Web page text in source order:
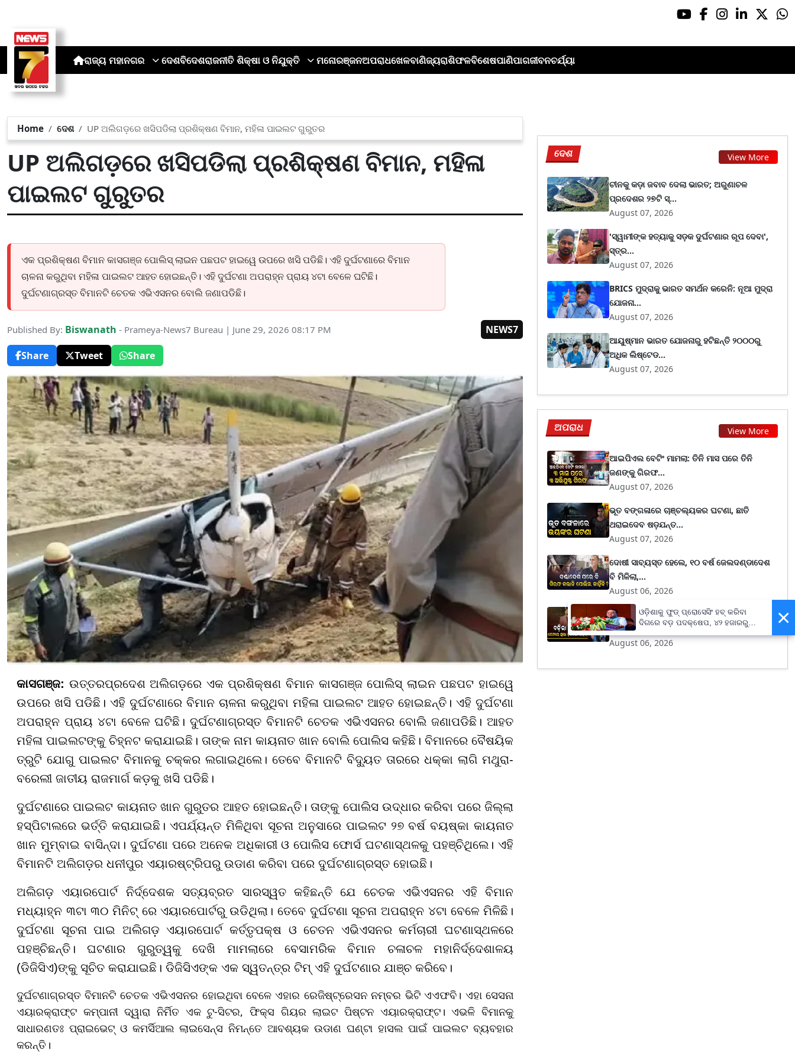
ରାଜ୍ୟ ମହାନଗର ଦେଶବିଦେଶରାଜନୀତି ଶିକ୍ଷା ଓ ନିଯୁକ୍ତି ମନୋରଞ୍ଜନଅପରାଧଖେଳବାଣିଜ୍ୟରାଶିଫଳବିଶେଷପାଣିପାଗଜୀବନଚର୍ଯ୍ୟା
Home ଦେଶ UP ଅଲିଗଡ଼ରେ ଖସିପଡିଲା ପ୍ରଶିକ୍ଷଣ ବିମାନ, ମହିଳା ପାଇଲଟ ଗୁରୁତର
UP ଅଲିଗଡ଼ରେ ଖସିପଡିଲା ପ୍ରଶିକ୍ଷଣ ବିମାନ, ମହିଳା
ପାଇଲଟ ଗୁରୁତର
ଏକ ପ୍ରଶିକ୍ଷଣ ବିମାନ କାସଗଞ୍ଜ ପୋଲିସ୍ ଲାଇନ ପଛପଟ ହାଇୱେ ଉପରେ ଖସି ପଡିଛି। ଏହି ଦୁର୍ଘଟଣାରେ ବିମାନ
ଚାଳନା କରୁଥିବା ମହିଳା ପାଇଲଟ ଆହତ ହୋଇଛନ୍ତି। ଏହି ଦୁର୍ଘଟଣା ଅପରାହ୍ନ ପ୍ରାୟ ୪ଟା ବେଳେ ଘଟିଛି।
ଦୁର୍ଘଟଣାଗ୍ରସ୍ତ ବିମାନଟି ଚେତକ ଏଭିଏସନର ବୋଲି ଜଣାପଡିଛି।
Published By: Biswanath - Prameya-News7 Bureau | June 29, 2026 08:17 PM
NEWS7
Share
Tweet Share
କାସଗଞ୍ଜ: ଉତ୍ତରପ୍ରଦେଶ ଅଲିଗଡ଼ରେ ଏକ ପ୍ରଶିକ୍ଷଣ ବିମାନ କାସଗଞ୍ଜ ପୋଲିସ୍ ଲାଇନ ପଛପଟ ହାଇୱେ
ଉପରେ ଖସି ପଡିଛି। ଏହି ଦୁର୍ଘଟଣାରେ ବିମାନ ଚାଳନା କରୁଥିବା ମହିଳା ପାଇଲଟ ଆହତ ହୋଇଛନ୍ତି। ଏହି ଦୁର୍ଘଟଣା
ଅପରାହ୍ନ ପ୍ରାୟ ୪ଟା ବେଳେ ଘଟିଛି। ଦୁର୍ଘଟଣାଗ୍ରସ୍ତ ବିମାନଟି ଚେତକ ଏଭିଏସନର ବୋଲି ଜଣାପଡିଛି। ଆହତ
ମହିଳା ପାଇଲଟଙ୍କୁ ଚିହ୍ନଟ କରାଯାଇଛି। ତାଙ୍କ ନାମ କାୟନାତ ଖାନ ବୋଲି ପୋଲିସ କହିଛି। ବିମାନରେ ବୈଷୟିକ
ତ୍ରୁଟି ଯୋଗୁ ପାଇଲଟ ବିମାନକୁ ଚକ୍କର ଲଗାଇଥିଲେ। ତେବେ ବିମାନଟି ବିଦ୍ୟୁତ ତାରରେ ଧକ୍କା ଲାଗି ମଥୁରା-
ବରେଲୀ ଜାତୀୟ ରାଜମାର୍ଗ କଡ଼କୁ ଖସି ପଡିଛି।
ଦୁର୍ଘଟଣାରେ ପାଇଲଟ କାୟନାତ ଖାନ ଗୁରୁତର ଆହତ ହୋଇଛନ୍ତି। ତାଙ୍କୁ ପୋଲିସ ଉଦ୍ଧାର କରିବା ପରେ ଜିଲ୍ଲା
ହସ୍ପିଟାଲରେ ଭର୍ତ୍ତି କରାଯାଇଛି। ଏପର୍ଯ୍ୟନ୍ତ ମିଳିଥିବା ସୂଚନା ଅନୁସାରେ ପାଇଲଟ ୨୭ ବର୍ଷ ବୟଷ୍କା କାୟନାତ
ଖାନ ମୁମ୍ବାଇ ବାସିନ୍ଦା। ଦୁର୍ଘଟଣା ପରେ ଅନେକ ଅଧିକାରୀ ଓ ପୋଲିସ ଫୋର୍ସ ଘଟଣାସ୍ଥଳକୁ ପହଞ୍ଚିଥିଲେ। ଏହି
ବିମାନଟି ଅଲିଗଡ଼ର ଧନୀପୁର ଏୟାରଷ୍ଟ୍ରିପରୁ ଉଡାଣ କରିବା ପରେ ଦୁର୍ଘଟଣାଗ୍ରସ୍ତ ହୋଇଛି।
ଅଲିଗଡ଼ ଏୟାରପୋର୍ଟ ନିର୍ଦ୍ଦେଶକ ସତ୍ୟବ୍ରତ ସାରସ୍ୱତ କହିଛନ୍ତି ଯେ ଚେତକ ଏଭିଏସନର ଏହି ବିମାନ
ମଧ୍ୟାହ୍ନ ୩ଟା ୩୦ ମିନିଟ୍ ରେ ଏୟାରପୋର୍ଟରୁ ଉଡିଥିଲା। ତେବେ ଦୁର୍ଘଟଣା ସୂଚନା ଅପରାହ୍ନ ୪ଟା ବେଳେ ମିଳିଛି।
ଦୁର୍ଘଟଣା ସୂଚନା ପାଇ ଅଲିଗଡ଼ ଏୟାରପୋର୍ଟ କର୍ତ୍ତୃପକ୍ଷ ଓ ଚେତନ ଏଭିଏସନର କର୍ମଚାରୀ ଘଟଣାସ୍ଥଳରେ
ପହଞ୍ଚିଛନ୍ତି। ଘଟଣାର ଗୁରୁତ୍ୱକୁ ଦେଖି ମାମଲାରେ ବେସାମରିକ ବିମାନ ଚଳାଚଳ ମହାନିର୍ଦ୍ଦେଶାଳୟ
(ଡିଜିସିଏ)ଙ୍କୁ ସୂଚିତ କରାଯାଇଛି। ଡିଜିସିଏଙ୍କ ଏକ ସ୍ୱତନ୍ତ୍ର ଟିମ୍ ଏହି ଦୁର୍ଘଟଣାର ଯାଞ୍ଚ କରିବେ।
ଦୁର୍ଘଟଣାଗ୍ରସ୍ତ ବିମାନଟି ଚେତକ ଏଭିଏସନର ହୋଇଥିବା ବେଳେ ଏହାର ରେଜିଷ୍ଟ୍ରେସନ ନମ୍ବର ଭିଟି ଏଏଫବି। ଏହା ସେସନା
ଏୟାରକ୍ରାଫ୍ଟ କମ୍ପାନୀ ଦ୍ୱାରା ନିର୍ମିତ ଏକ ଟୁ-ସିଟର, ଫିକ୍ସ ଗିୟର ଲାଇଟ ପିଷ୍ଟନ ଏୟାରକ୍ରାଫ୍ଟ। ଏଭଳି ବିମାନକୁ
ସାଧାରଣତଃ ପ୍ରାଇଭେଟ୍ ଓ କମର୍ସିଆଲ ଲାଇସେନ୍ସ ନିମନ୍ତେ ଆବଶ୍ୟକ ଉଡାଣ ଘଣ୍ଟା ହାସଲ ପାଇଁ ପାଇଲଟ ବ୍ୟବହାର
କରନ୍ତି।
ଦେଶ View More
ଚୀନକୁ କଡ଼ା ଜବାବ ଦେଲା ଭାରତ; ଅରୁଣାଚଳ
ପ୍ରଦେଶର ୨୭ଟି ସ୍...
August 07, 2026
'ସ୍ୱାମୀଙ୍କ ହତ୍ୟାକୁ ସଡ଼କ ଦୁର୍ଘଟଣାର ରୂପ ଦେବା',
ସ୍ତ୍ର...
August 07, 2026
BRICS ମୁଦ୍ରାକୁ ଭାରତ ସମର୍ଥନ କରେନି: ନୂଆ ମୁଦ୍ରା
ଯୋଜନା...
August 07, 2026
ଆୟୁଷ୍ମାନ ଭାରତ ଯୋଜନାରୁ ହଟିଛନ୍ତି ୨୦୦୦ରୁ
ଅଧିକ ଲିଷ୍ଟେଡ...
August 07, 2026
ଅପରାଧ View More
ଆଇପିଏଲ ବେଟିଂ ମାମଲା: ତିନି ମାସ ପରେ ତିନି
ଜଣଙ୍କୁ ଗିରଫ...
August 07, 2026
ଭୂତ ବଙ୍ଗଳାରେ ଚାଞ୍ଚଲ୍ୟକର ଘଟଣା, ଛାତି
ଥରାଇଦେବ ଷଡ଼ଯନ୍ତ...
August 07, 2026
ଦୋଷୀ ସାବ୍ୟସ୍ତ ହେଲେ, ୧୦ ବର୍ଷ ଜେଲଦଣ୍ଡାଦେଶ
ବି ମିଳିଲା,...
August 06, 2026
କନିଷ୍ଠ ଯନ୍ତ୍ରୀ ରଶ୍ମିରଞ୍ଜନ ସେଠୀ ମୃତ୍ୟୁ
ମାମଲାରେ ଟ୍ବି...
August 06, 2026
×
ଓଡ଼ିଶାକୁ ଫୁଡ୍ ପ୍ରୋସେସିଂ ହବ୍ କରିବା
ଦିଗରେ ବଡ଼ ପଦକ୍ଷେପ, ୪୨ ହଜାରରୁ